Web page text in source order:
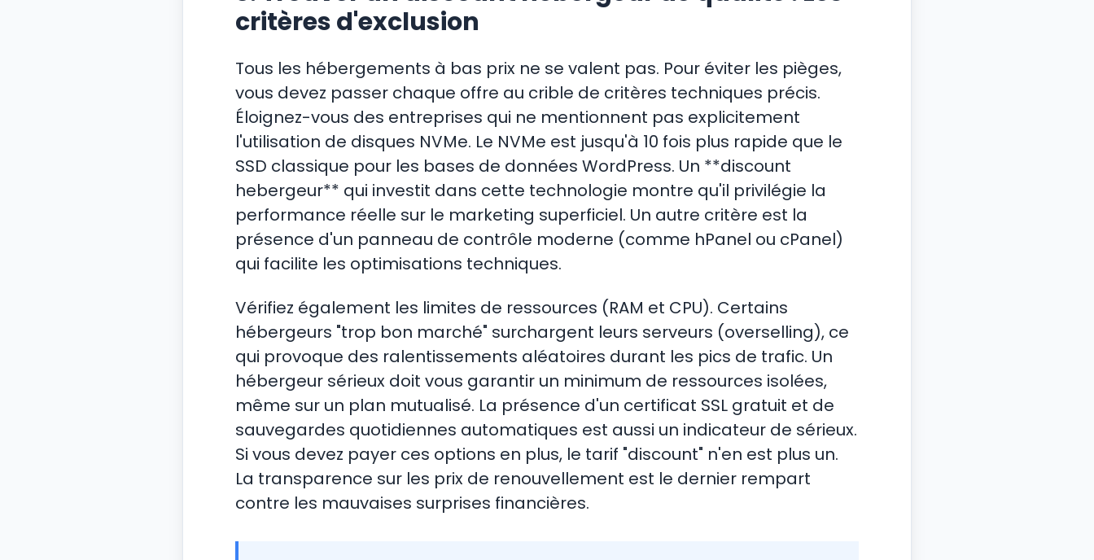
critères d'exclusion
Tous les hébergements à bas prix ne se valent pas. Pour éviter les pièges,
vous devez passer chaque offre au crible de critères techniques précis.
Éloignez-vous des entreprises qui ne mentionnent pas explicitement
l'utilisation de disques NVMe. Le NVMe est jusqu'à 10 fois plus rapide que le
SSD classique pour les bases de données WordPress. Un **discount
hebergeur** qui investit dans cette technologie montre qu'il privilégie la
performance réelle sur le marketing superficiel. Un autre critère est la
présence d'un panneau de contrôle moderne (comme hPanel ou cPanel)
qui facilite les optimisations techniques.
Vérifiez également les limites de ressources (RAM et CPU). Certains
hébergeurs "trop bon marché" surchargent leurs serveurs (overselling), ce
qui provoque des ralentissements aléatoires durant les pics de trafic. Un
hébergeur sérieux doit vous garantir un minimum de ressources isolées,
même sur un plan mutualisé. La présence d'un certificat SSL gratuit et de
sauvegardes quotidiennes automatiques est aussi un indicateur de sérieux.
Si vous devez payer ces options en plus, le tarif "discount" n'en est plus un.
La transparence sur les prix de renouvellement est le dernier rempart
contre les mauvaises surprises financières.